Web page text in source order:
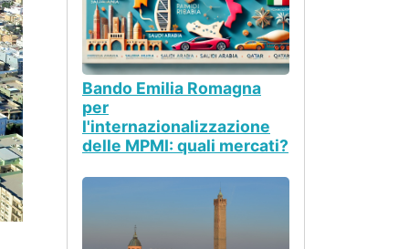
Bando Emilia Romagna
per
l'internazionalizzazione
delle MPMI: quali mercati?